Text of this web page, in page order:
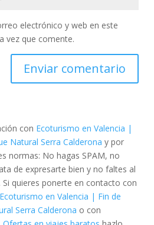
electrónico y web en este
vez que comente.
con Ecoturismo en Valencia |
Natural Serra Calderona y por
normas: No hagas SPAM, no
de expresarte bien y no faltes al
quieres ponerte en contacto con
Ecoturismo en Valencia | Fin de
Serra Calderona o con